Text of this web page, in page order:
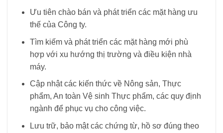
Ưu tiên chào bán và phát triển các mặt hàng ưu
thế của Công ty.
Tìm kiếm và phát triển các mặt hàng mới phù
hợp với xu hướng thị trường và điều kiện nhà
máy.
Cập nhật các kiến thức về Nông sản, Thực
phẩm, An toàn Vệ sinh Thực phẩm, các quy định
ngành để phục vụ cho công việc.
Lưu trữ, bảo mật các chứng từ, hồ sơ đúng theo